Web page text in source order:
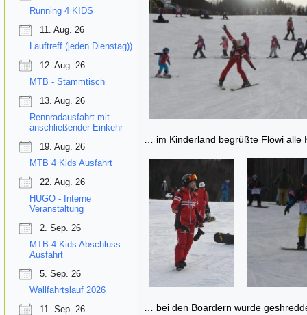
Running 4 KIDS
11. Aug. 26
Lauftreff (jeden Dienstag))
12. Aug. 26
MTB - Stammtisch
13. Aug. 26
Rennradausfahrt mit
anschließender Einkehr
19. Aug. 26
MTB 4 Kids Ausfahrt
22. Aug. 26
HUGO - Interne
Veranstaltung
2. Sep. 26
MTB 4 Kids Abschluss-
Ausfahrt
5. Sep. 26
Wallfahrtslauf 2026
11. Sep. 26
… im Kinderland begrüßte Flöwi
… bei den Boardern wurde